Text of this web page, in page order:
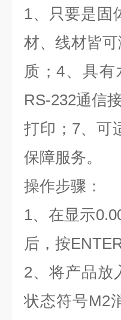
1、
只要是固
材、线材皆
质 ； 4、具有
RS-232通信
打印 ； 7、可
保障服务。
操作步骤 ：
1、 在显示
后 ，按
2、 将产品放
状态符号M2